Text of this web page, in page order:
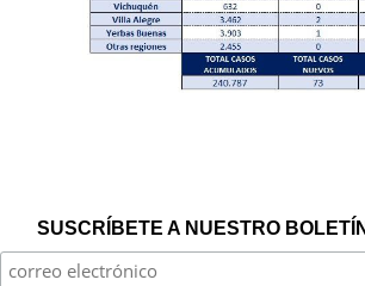
SUSCRÍBETE A NUESTRO